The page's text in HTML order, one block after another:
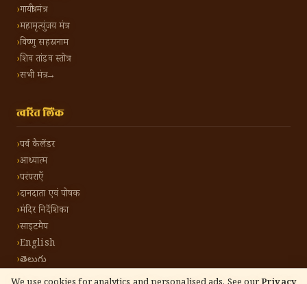
गायत्री मंत्र
महामृत्युंजय मंत्र
विष्णु सहस्रनाम
शिव तांडव स्तोत्र
सभी मंत्र →
त्वरित लिंक
पर्व कैलेंडर
आध्यात्म
परंपराएँ
दानदाता एवं पोषक
मंदिर निर्देशिका
साइटमैप
English
తెలుగు